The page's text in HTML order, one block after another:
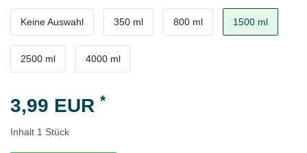
Keine Auswahl 350 ml 800 ml 1500 ml
2500 ml 4000 ml
3,99 EUR *
Inhalt 1 Stück